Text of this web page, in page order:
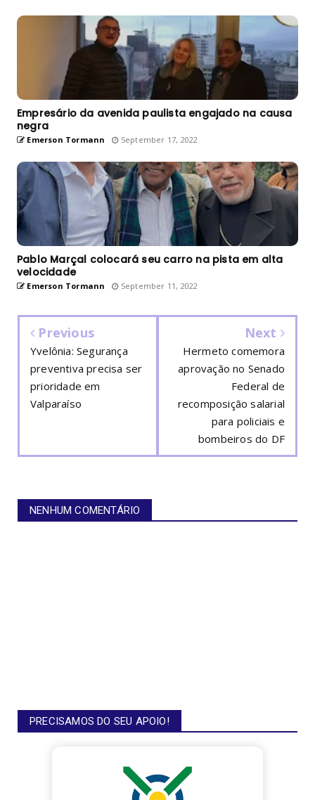
Empresário da avenida paulista engajado na causa
negra
Emerson Tormann September 17, 2022
Pablo Marçal colocará seu carro na pista em alta
velocidade
Emerson Tormann September 11, 2022
Previous
Yvelônia: Segurança
preventiva precisa ser
prioridade em
Valparaíso
Next
Hermeto comemora
aprovação no Senado
Federal de
recomposição salarial
para policiais e
bombeiros do DF
NENHUM COMENTÁRIO
PRECISAMOS DO SEU APOIO!